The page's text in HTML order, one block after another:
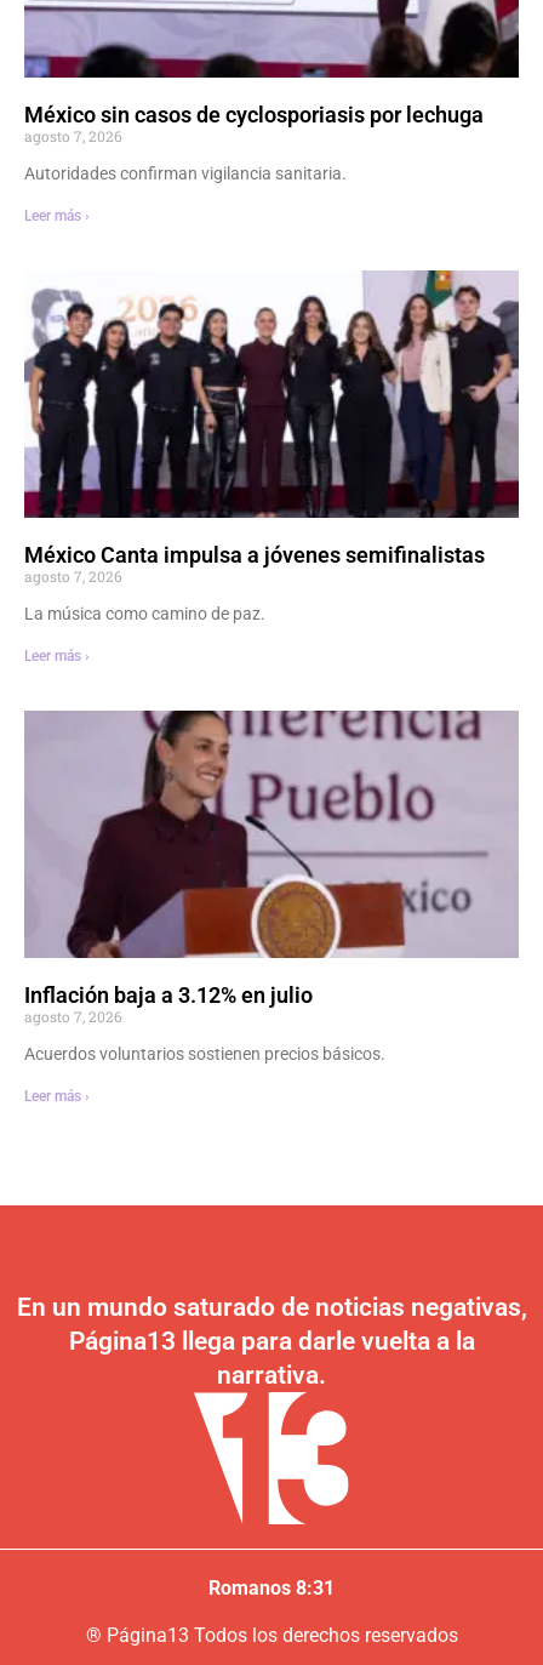
México sin casos de cyclosporiasis por lechuga
agosto 7, 2026
Autoridades confirman vigilancia sanitaria.
Leer más ›
México Canta impulsa a jóvenes semifinalistas
agosto 7, 2026
La música como camino de paz.
Leer más ›
Inflación baja a 3.12% en julio
agosto 7, 2026
Acuerdos voluntarios sostienen precios básicos.
Leer más ›
En un mundo saturado de noticias negativas,
Página13 llega para darle vuelta a la
narrativa.
Romanos 8:31
® Página13 Todos los derechos reservados